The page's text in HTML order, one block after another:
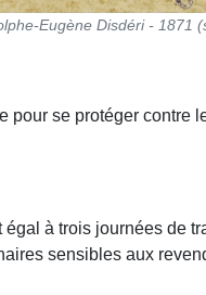
Eugène Disdéri - 1871
pour se protéger contre
à trois journées de
sensibles aux